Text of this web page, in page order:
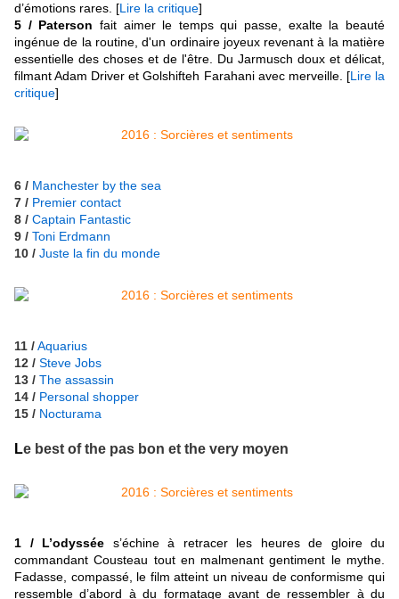
d’émotions rares. [Lire la critique]
5 / Paterson fait aimer le temps qui passe, exalte la beauté
ingénue de la routine, d'un ordinaire joyeux revenant à la matière
essentielle des choses et de l'être. Du Jarmusch doux et délicat,
filmant Adam Driver et Golshifteh Farahani avec merveille. [Lire la
critique]
6 / Manchester by the sea
7 / Premier contact
8 / Captain Fantastic
9 / Toni Erdmann
10 / Juste la fin du monde
11 /Aquarius
12 / Steve Jobs
13 / The assassin
14 / Personal shopper
15 / Nocturama
Le best of the pas bon et the very moyen
1 / L’odyssée s’échine à retracer les heures de gloire du
commandant Cousteau tout en malmenant gentiment le mythe.
Fadasse, compassé, le film atteint un niveau de conformisme qui
ressemble d’abord à du formatage avant de ressembler à du